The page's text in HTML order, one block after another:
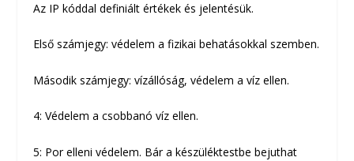
Az IP kóddal definiált értékek és jelentésük.
Első számjegy: védelem a fizikai behatásokkal szemben.
Második számjegy: vízállóság, védelem a víz ellen.
4: Védelem a csobbanó víz ellen.
5: Por elleni védelem. Bár a készüléktestbe bejuthat